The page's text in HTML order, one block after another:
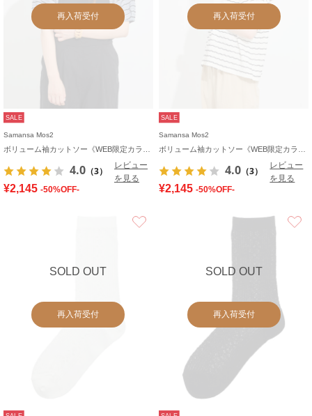
再入荷受付
SALE
Samansa Mos2
4.0 （3）
レビュー
を見る
¥2,145 -50%OFF-
再入荷受付
SALE
Samansa Mos2
4.0 （3）
レビュー
を見る
¥2,145 -50%OFF-
SOLD OUT
再入荷受付
SOLD OUT
再入荷受付